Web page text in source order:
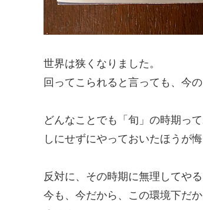
世界は狭くなりました。
回ってこられると言っても、今
どんなことでも「旬」の時期っ
しにせずにやっておいたほうが
反対に、その時期に無理してや
今も、今だから、この環境下だ